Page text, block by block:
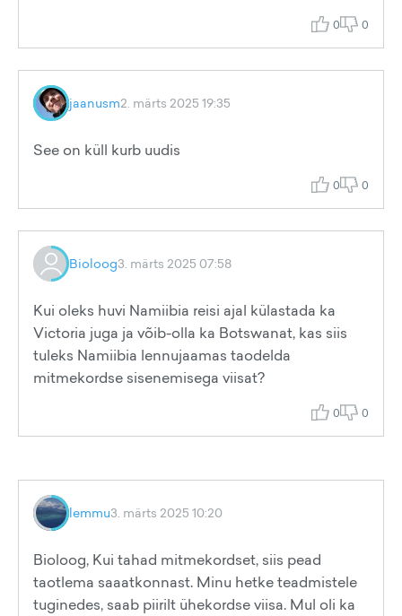
0 0
jaanusm2. märts 2025 19:35
See on küll kurb uudis
0 0
Bioloog3. märts 2025 07:58
Kui oleks huvi Namiibia reisi ajal külastada ka
Victoria juga ja võib-olla ka Botswanat, kas siis
tuleks Namiibia lennujaamas taodelda
mitmekordse sisenemisega viisat?
0 0
lemmu3. märts 2025 10:20
Bioloog, Kui tahad mitmekordset, siis pead
taotlema saaatkonnast. Minu hetke teadmistele
tuginedes, saab piirilt ühekordse viisa. Mul oli ka